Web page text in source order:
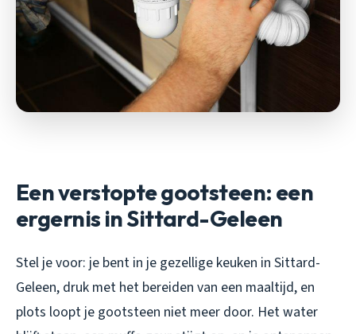
Een verstopte gootsteen: een
ergernis in Sittard-Geleen
Stel je voor: je bent in je gezellige keuken in Sittard-
Geleen, druk met het bereiden van een maaltijd, en
plots loopt je gootsteen niet meer door. Het water